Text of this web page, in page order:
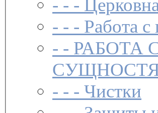
- - -
- - - Работа
- - РАБОТА
- - - Чистки­